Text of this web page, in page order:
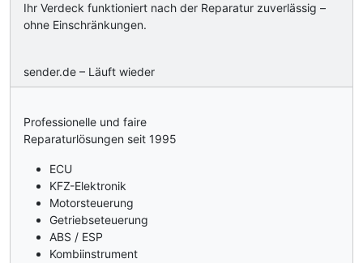
Ihr Verdeck funktioniert nach der Reparatur zuverlässig –
ohne Einschränkungen.
sender.de – Läuft wieder
Professionelle und faire
Reparaturlösungen seit 1995
ECU
KFZ-Elektronik
Motorsteuerung
Getriebseteuerung
ABS / ESP
Kombiinstrument